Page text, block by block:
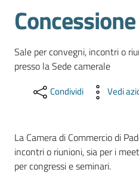
Gestire
Impresa
e
territorio
Sale per convegni, incontri o
presso la Sede camerale
Condividi Vedi
La Camera di Commercio di
incontri o riunioni, sia per i
per congressi e seminari.